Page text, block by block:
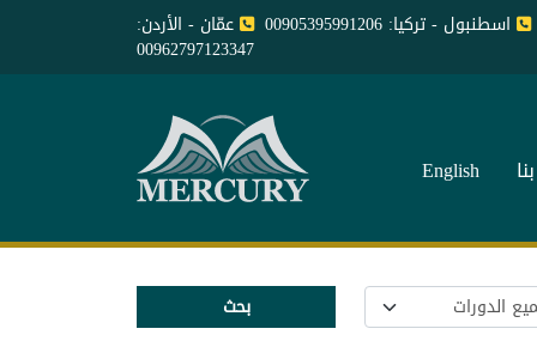
اسطنبول - تركيا: 00905395991206 عمّان - الأردن:
00962797123347
English
بحث